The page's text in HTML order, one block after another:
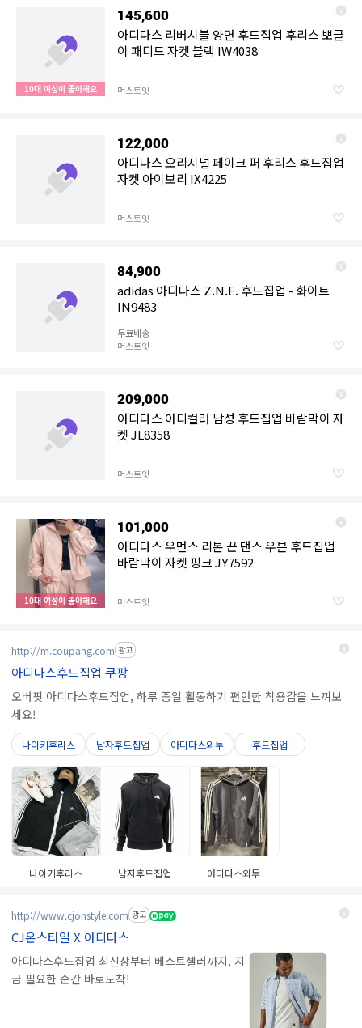
10대 여성이 좋아해요
145,600
아디다스 리버시블 양면 후드집업 후리스 뽀글
이 패디드 자켓 블랙 IW4038
머스트잇
122,000
아디다스 오리지널 페이크 퍼 후리스 후드집업
자켓 아이보리 IX4225
머스트잇
84,900
adidas 아디다스 Z.N.E. 후드집업 - 화이트
IN9483
무료배송
머스트잇
209,000
아디다스 아디컬러 남성 후드집업 바람막이 자
켓 JL8358
머스트잇
10대 여성이 좋아해요
101,000
아디다스 우먼스 리본 끈 댄스 우븐 후드집업
바람막이 자켓 핑크 JY7592
머스트잇
http://m.coupang.com 광고
아디다스후드집업 쿠팡
오버핏 아디다스후드집업, 하루 종일 활동하기 편안한 착용감을 느껴보
세요!
나이키후리스 남자후드집업 아디다스외투 후드집업
나이키후리스 남자후드집업 아디다스외투
http://www.cjonstyle.com 광고
CJ온스타일 X 아디다스
아디다스후드집업 최신상부터 베스트셀러까지, 지
금 필요한 순간 바로도착!